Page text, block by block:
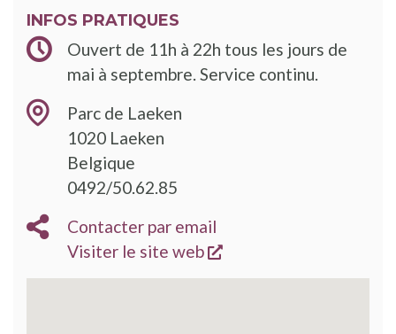
INFOS PRATIQUES
Ouvert de 11h à 22h tous les jours de
mai à septembre. Service continu.
Parc de Laeken
1020 Laeken
Belgique
0492/50.62.85
Contacter par email
Visiter le site web
s'ouvre dans une